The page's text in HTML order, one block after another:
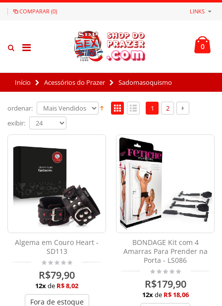
COMPARAR (0) LINKS
0
Início Acessórios do Prazer Sadomasoquismo
ordenar: 1
2
exibir:
Algema em Couro Heart -
SD113
R$79,90
12xde R$ 8,02
Fora de estoque
BONDAGE Kit com 4
Amarras Para Prender na
Porta - LS086
R$179,90
12xde R$ 18,06